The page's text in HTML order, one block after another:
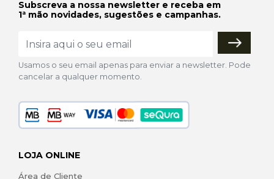
Subscreva a nossa newsletter e receba em
1ª mão novidades, sugestões e campanhas.
Usamos o seu email apenas para enviar a newsletter. Pode
cancelar a qualquer momento.
LOJA ONLINE
Área de Cliente